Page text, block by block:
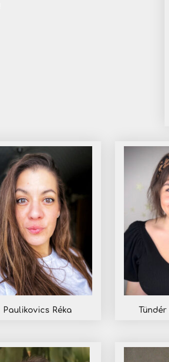
Paulikovics Réka